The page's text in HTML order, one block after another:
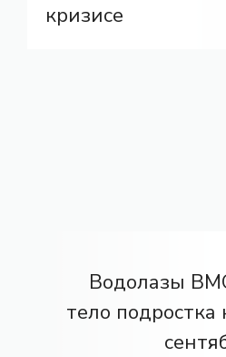
кризисе
Водолазы
тело